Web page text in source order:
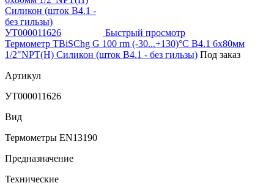
Быстрый просмотр
Термометр TBiSChg G 100 rm (-30...+130)°С B4.1 6х80мм
1/2"NPT(Н) Силикон (шток B4.1 - без гильзы) Под заказ
Артикул
УТ000011626
Вид
Термометры EN13190
Предназначение
Технические